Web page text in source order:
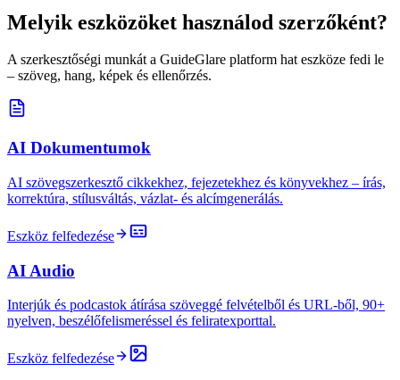
Melyik eszközöket használod szerzőként?
A szerkesztőségi munkát a GuideGlare platform hat eszköze fedi le
– szöveg, hang, képek és ellenőrzés.
AI Dokumentumok
AI szövegszerkesztő cikkekhez, fejezetekhez és könyvekhez – írás,
korrektúra, stílusváltás, vázlat- és alcímgenerálás.
Eszköz felfedezése
AI Audio
Interjúk és podcastok átírása szöveggé felvételből és URL-ből, 90+
nyelven, beszélőfelismeréssel és feliratexporttal.
Eszköz felfedezése